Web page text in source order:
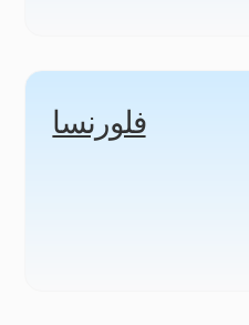
فلورنسا